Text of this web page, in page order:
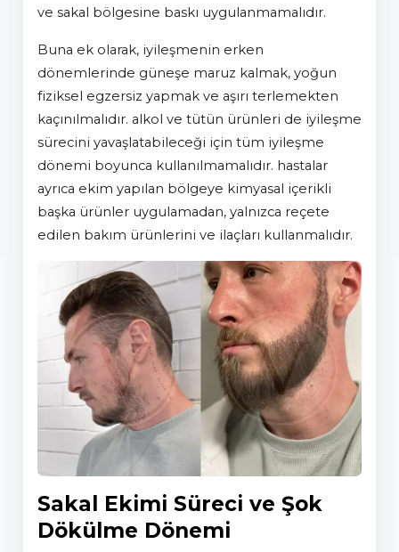
ve sakal bölgesine baskı uygulanmamalıdır.
buna ek olarak, iyileşmenin erken
dönemlerinde güneşe maruz kalmak, yoğun
fiziksel egzersiz yapmak ve aşırı terlemekten
kaçınılmalıdır. alkol ve tütün ürünleri de iyileşme
sürecini yavaşlatabileceği için tüm iyileşme
dönemi boyunca kullanılmamalıdır. hastalar
ayrıca ekim yapılan bölgeye kimyasal içerikli
başka ürünler uygulamadan, yalnızca reçete
edilen bakım ürünlerini ve ilaçları kullanmalıdır.
Sakal Ekimi Süreci ve Şok
Dökülme Dönemi